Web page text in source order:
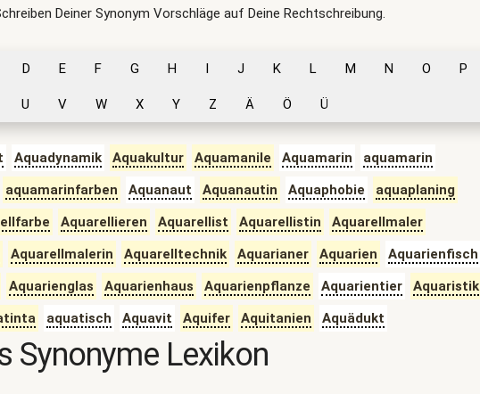
Deiner Synonym Vorschläge auf Deine Rechtschreibung.
D E F G H I J K L M N O P
U V W X Y Z Ä Ö Ü
Aquadynamik Aquakultur Aquamanile Aquamarin
aquamarin
aquamarinfarben Aquanaut Aquanautin Aquaphobie
aquaplaning
Aquarellieren Aquarellist Aquarellistin
Aquarellmaler
Aquarellmalerin Aquarelltechnik Aquarianer Aquarien
Aquarienfisch
Aquarienglas Aquarienhaus Aquarienpflanze Aquarientier
Aquaristik
aquatisch Aquavit Aquifer Aquitanien Aquädukt
Synonyme Lexikon